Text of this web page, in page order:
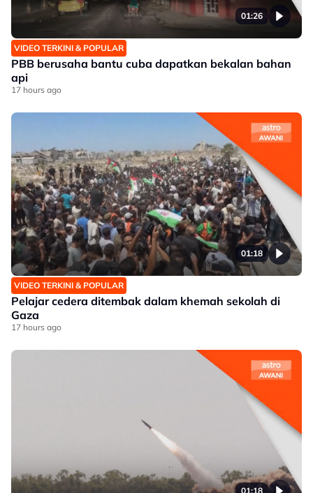
01:26
VIDEO TERKINI & POPULAR
PBB berusaha bantu cuba dapatkan bekalan bahan
api
17 hours ago
01:18
VIDEO TERKINI & POPULAR
Pelajar cedera ditembak dalam khemah sekolah di
Gaza
17 hours ago
01:18